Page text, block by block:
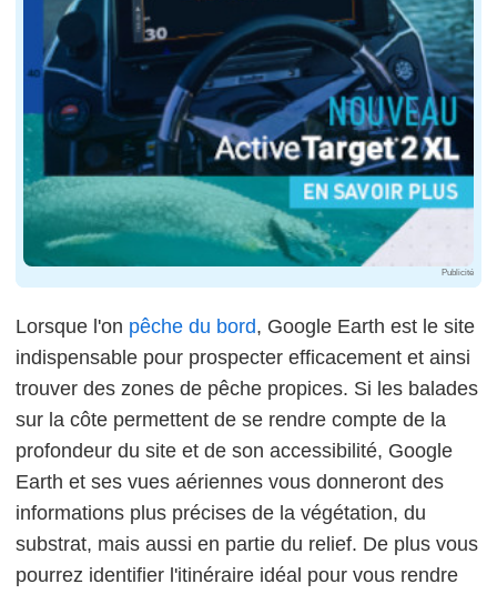
Publicité
Lorsque l'on pêche du bord, Google Earth est le site
indispensable pour prospecter efficacement et ainsi
trouver des zones de pêche propices. Si les balades
sur la côte permettent de se rendre compte de la
profondeur du site et de son accessibilité, Google
Earth et ses vues aériennes vous donneront des
informations plus précises de la végétation, du
substrat, mais aussi en partie du relief. De plus vous
pourrez identifier l'itinéraire idéal pour vous rendre